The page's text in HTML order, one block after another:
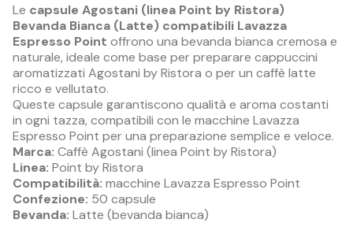
Le capsule Agostani (linea Point by Ristora)
Bevanda Bianca (Latte) compatibili Lavazza
Espresso Point offrono una bevanda bianca cremosa e
naturale, ideale come base per preparare cappuccini
aromatizzati Agostani by Ristora o per un caffè latte
ricco e vellutato.
Queste capsule garantiscono qualità e aroma costanti
in ogni tazza, compatibili con le macchine Lavazza
Espresso Point per una preparazione semplice e veloce.
Marca: Caffè Agostani (linea Point by Ristora)
Linea: Point by Ristora
Compatibilità: macchine Lavazza Espresso Point
Confezione: 50 capsule
Bevanda: Latte (bevanda bianca)